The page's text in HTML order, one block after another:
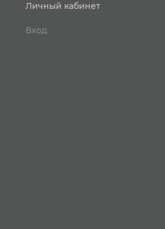
Личный кабинет
Вход